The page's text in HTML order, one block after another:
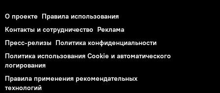
О проекте Правила использования
Контакты и сотрудничество Реклама
Пресс-релизы Политика конфиденциальности
Политика использования Cookie и автоматического
логирования
Правила применения рекомендательных
технологий